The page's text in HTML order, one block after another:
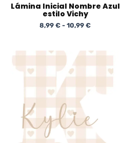
Lámina Inicial Nombre Azul
estilo Vichy
8,99 € - 10,99 €
Rango
precios:
desde
8,99 €
hasta